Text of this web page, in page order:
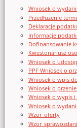
Wniosek o
Przedłużenie
Deklaracje
Informacje
Dofinansowanie
Kwestonariusz
Wniosek o
PPF Wniosek o
Wniosek o wpis
Wniosek o
Wniosek o wypis
Wniosek o
Wzor_oferty